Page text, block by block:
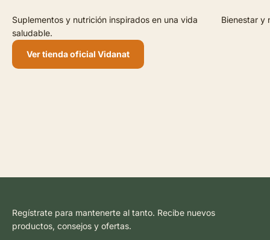
Suplementos y nutrición inspirados en una vida
saludable.
Ver tienda oficial Vidanat
Bienestar y
Regístrate para mantenerte al tanto. Recibe nuevos
productos, consejos y ofertas.